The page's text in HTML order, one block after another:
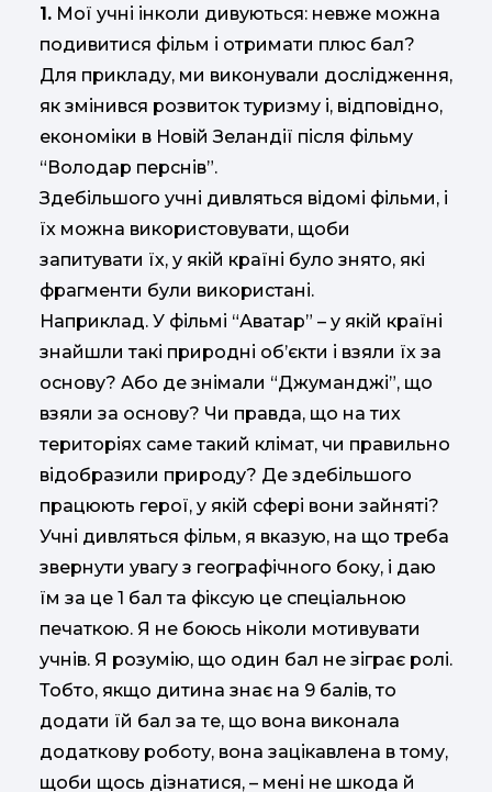
1. Мої учні інколи дивуються: невже можна
подивитися фільм і отримати плюс бал?
Для прикладу, ми виконували дослідження,
як змінився розвиток туризму і, відповідно,
економіки в Новій Зеландії після фільму
“Володар перснів”.
Здебільшого учні дивляться відомі фільми, і
їх можна використовувати, щоби
запитувати їх, у якій країні було знято, які
фрагменти були використані.
Наприклад. У фільмі “Аватар” – у якій країні
знайшли такі природні об’єкти і взяли їх за
основу? Або де знімали “Джуманджі”, що
взяли за основу? Чи правда, що на тих
територіях саме такий клімат, чи правильно
відобразили природу? Де здебільшого
працюють герої, у якій сфері вони зайняті?
Учні дивляться фільм, я вказую, на що треба
звернути увагу з географічного боку, і даю
їм за це 1 бал та фіксую це спеціальною
печаткою. Я не боюсь ніколи мотивувати
учнів. Я розумію, що один бал не зіграє ролі.
Тобто, якщо дитина знає на 9 балів, то
додати їй бал за те, що вона виконала
додаткову роботу, вона зацікавлена в тому,
щоби щось дізнатися, – мені не шкода й